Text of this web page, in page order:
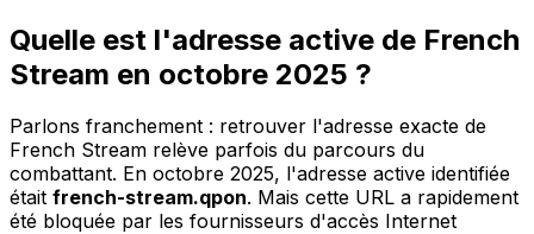
Quelle est l'adresse active de French
Stream en octobre 2025 ?
Parlons franchement : retrouver l'adresse exacte de
French Stream relève parfois du parcours du
combattant. En octobre 2025, l'adresse active identifiée
était french-stream.qpon. Mais cette URL a rapidement
été bloquée par les fournisseurs d'accès Internet